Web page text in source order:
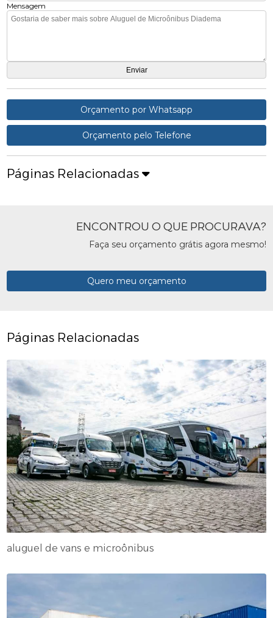
Mensagem
Orçamento por Whatsapp
Orçamento pelo Telefone
Páginas Relacionadas
ENCONTROU O QUE PROCURAVA?
Faça seu orçamento grátis agora mesmo!
Quero meu orçamento
Páginas Relacionadas
aluguel de vans e microônibus